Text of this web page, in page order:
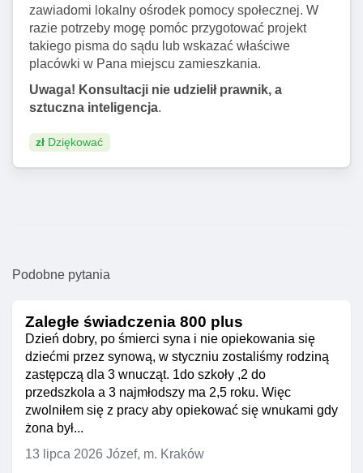
zawiadomi lokalny ośrodek pomocy społecznej. W
razie potrzeby mogę pomóc przygotować projekt
takiego pisma do sądu lub wskazać właściwe
placówki w Pana miejscu zamieszkania.
Uwaga! Konsultacji nie udzielił prawnik, a
sztuczna inteligencja.
zł Dziękować
Podobne pytania
Zaległe świadczenia 800 plus
Dzień dobry, po śmierci syna i nie opiekowania się
dziećmi przez synową, w styczniu zostaliśmy rodziną
zastępczą dla 3 wnucząt. 1do szkoły ,2 do
przedszkola a 3 najmłodszy ma 2,5 roku. Więc
zwolniłem się z pracy aby opiekować się wnukami gdy
żona był...
13 lipca 2026 Józef, m. Kraków